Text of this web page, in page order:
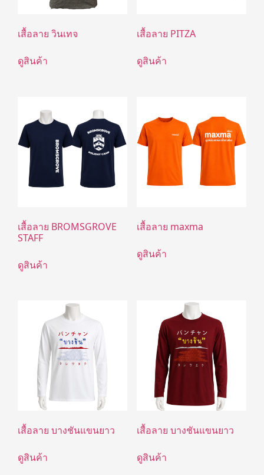
เสื้อลาย วินเทจ
ดูสินค้า
เสื้อลาย PITZA
ดูสินค้า
เสื้อลาย BROMSGROVE
STAFF
ดูสินค้า
เสื้อลาย maxma
ดูสินค้า
เสื้อลาย บางชันแขนยาว
ดูสินค้า
เสื้อลาย บางชันแขนยาว
ดูสินค้า